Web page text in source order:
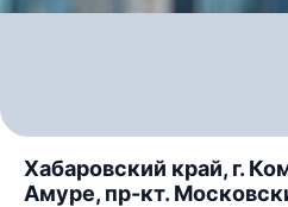
Хабаровский край, г.
Амуре, пр-кт.